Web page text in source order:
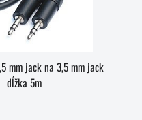
mm jack na 3,5 mm jack
dĺžka 5m